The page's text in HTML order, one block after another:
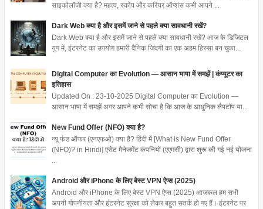
साइकोलॉजी क्या है? महत्व, स्कोप और करियर ऑप्शंस कभी आपने ...
Dark Web क्या है और इसमें जाने से पहले क्या सावधानी रखें?
Dark Web क्या है और इसमें जाने से पहले क्या सावधानी रखें? आज के डिजिटल
युग में, इंटरनेट का उपयोग हमारी दैनिक जिंदगी का एक अहम हिस्सा बन चुका...
Digital Computer का Evolution — आसान भाषा में समझें | कंप्यूटर का
इतिहास
Updated On : 23-10-2025 Digital Computer का Evolution —
आसान भाषा में समझें अगर आपने कभी सोचा है कि आज के आधुनिक लैपटॉप या...
New Fund Offer (NFO) क्या है?
न्यू फंड ऑफर (एनएफओ) क्या है? हिंदी में [What is New Fund Offer
(NFO)? in Hindi] एसेट मैनेजमेंट कंपनियों (एएमसी) द्वारा शुरू की गई नई योजना
...
Android और iPhone के लिए बेस्ट VPN ऐप्स (2025)
Android और iPhone के लिए बेस्ट VPN ऐप्स (2025) आजकल हम सभी
अपनी गोपनीयता और इंटरनेट सुरक्षा को लेकर बहुत सतर्क हो गए हैं। इंटरनेट पर